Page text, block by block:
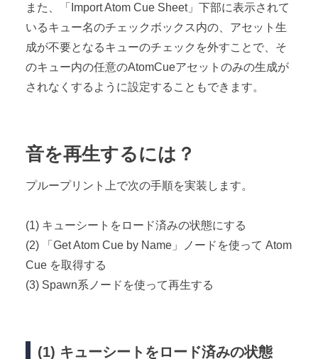
また、「Import Atom Cue Sheet」下部に表示されて
いるキュー名のチェックボックス内の、アセット生
成が不要となるキューのチェックを外すことで、そ
のキュー内の任意のAtomCueアセットのみの生成が
されなくするように設定することもできます。
音を再生するには？
プループリント上で次の手順を実装します。
(1) キューシートをロード済みの状態にする
(2) 「Get Atom Cue by Name」ノードを使って Atom
Cue を取得する
(3) Spawn系ノードを使って再生する
(1) キューシートをロード済みの状態